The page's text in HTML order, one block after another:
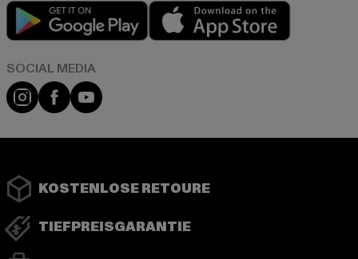
Play market
Instagram
FacebookYouTube
KOSTENLOSE RETOURE
TIEFPREISGARANTIE